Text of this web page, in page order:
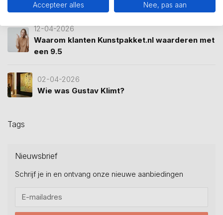
12-04-2026
Waarom klanten Kunstpakket.nl waarderen met
een 9.5
02-04-2026
Wie was Gustav Klimt?
Tags
Nieuwsbrief
Schrijf je in en ontvang onze nieuwe aanbiedingen
Accepteer alles Nee, pas aan